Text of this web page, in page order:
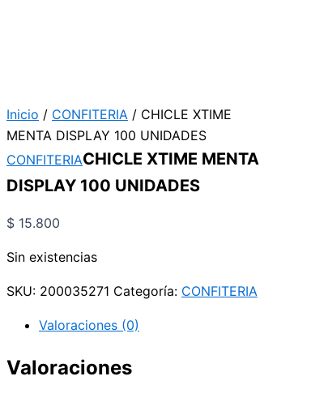
Inicio / CONFITERIA / CHICLE XTIME
MENTA DISPLAY 100 UNIDADES
CONFITERIACHICLE XTIME MENTA
DISPLAY 100 UNIDADES
$ 15.800
Sin existencias
SKU: 200035271 Categoría: CONFITERIA
Valoraciones (0)
Valoraciones